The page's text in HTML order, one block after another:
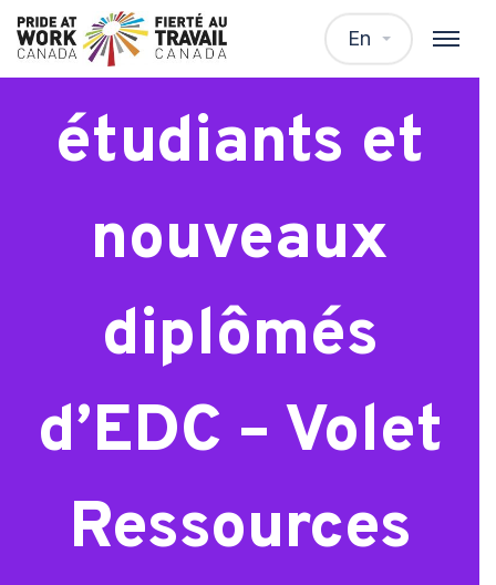
En
Postes pour
étudiants et
nouveaux
diplômés
d’EDC – Volet
Ressources